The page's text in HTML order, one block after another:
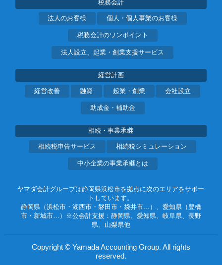
税務会計
法人のお客様 個人・個人事業のお客様
税務会計のワンポイント
法人設立、起業・創業支援サービス
経営計画
経営改善 融資 起業・創業 会社設立
助成金・補助金
相続・事業承継
相続税申告サービス 相続税シミュレーション
中小企業の事業承継とは
ヤマダ会計グループは静岡県浜松市を拠点に次のエリアをサポー
トしています。
静岡県（浜松市・湖西市・磐田市・袋井市…）、愛知県（豊橋
市・新城市…）※公会計支援：静岡県、愛知県、岐阜県、長野
県、山梨県他
Copyright © Yamada Accounting Group. All rights
reserved.